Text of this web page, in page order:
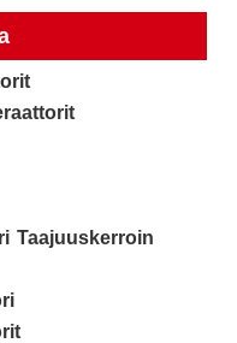
Taajuuskerroin